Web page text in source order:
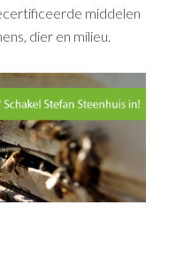
middelen
dier en milieu.